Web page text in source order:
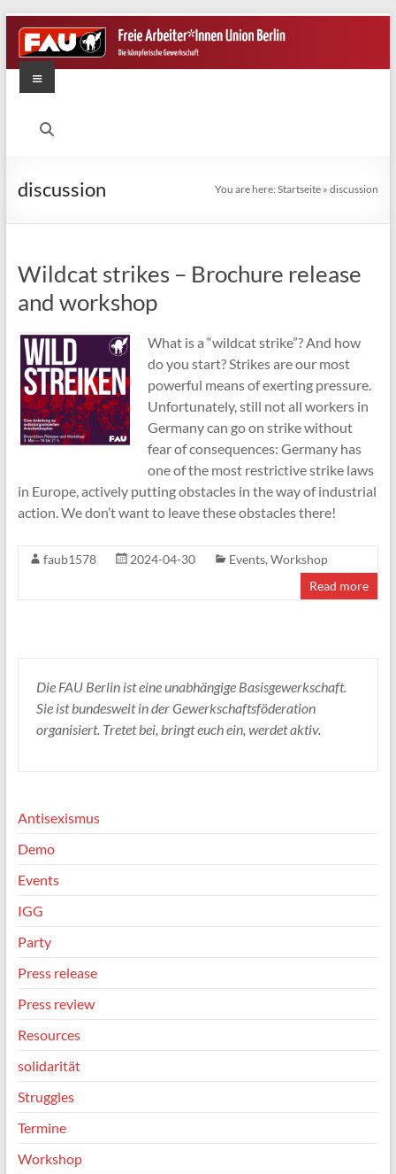
Skip
content
FAU
kämpferische
Menu
discussion You are here:Startseite »discussion
Wildcat strikes – Brochure release
and workshop
What is a “wildcat strike”? And how
do you start? Strikes are our most
powerful means of exerting pressure.
Unfortunately, still not all workers in
Germany can go on strike without
fear of consequences: Germany has
one of the most restrictive strike laws
in Europe, actively putting obstacles in the way of industrial
action. We don’t want to leave these obstacles there!
faub1578 2024-04-30 Events, Workshop
Read more
Die FAU Berlin ist eine unabhängige Basisgewerkschaft.
Sie ist bundesweit in der Gewerkschaftsföderation
organisiert. Tretet bei, bringt euch ein, werdet aktiv.
Antisexismus
Demo
Events
IGG
Party
Press release
Press review
Resources
solidarität
Struggles
Termine
Workshop